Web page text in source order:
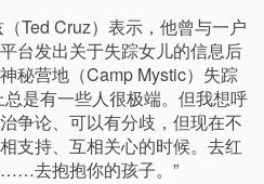
Ted Cruz）表示，他曾与一户
台发出关于失踪女儿的信息后
秘营地（Camp Mystic）失踪
是有一些人很极端。但我想呼
争论、可以有分歧，但现在不
支持、互相关心的时候。去红
去抱抱你的孩子。”